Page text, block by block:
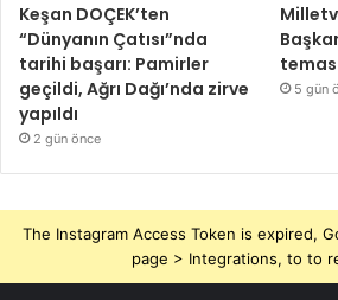
Keşan DOÇEK’ten
“Dünyanın Çatısı”nda
tarihi başarı: Pamirler
geçildi, Ağrı Dağı’nda zirve
yapıldı
2 gün önce
5 gün
The Instagram Access Token is expired,
page > Integrations, to to